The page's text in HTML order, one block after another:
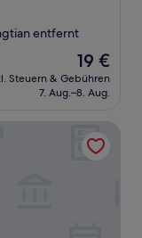
entfernt
Der
Preis
beträgt
19 €
Steuern & Gebühren
7. Aug.–8. Aug.